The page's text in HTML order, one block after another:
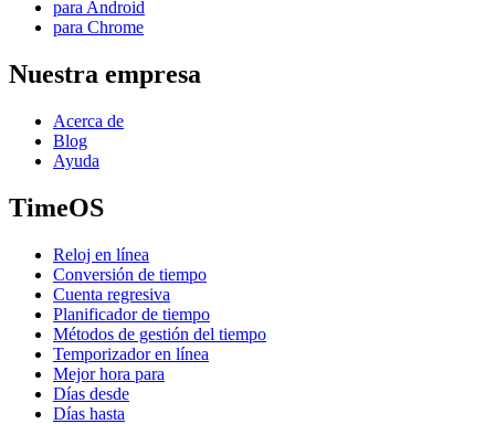
para Android
para Chrome
Nuestra empresa
Acerca de
Blog
Ayuda
TimeOS
Reloj en línea
Conversión de tiempo
Cuenta regresiva
Planificador de tiempo
Métodos de gestión del tiempo
Temporizador en línea
Mejor hora para
Días desde
Días hasta